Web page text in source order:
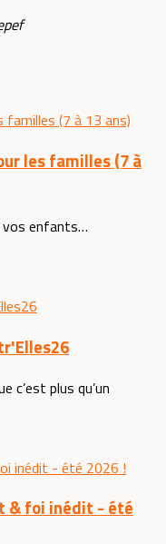
les familles (7 à
vos enfants…
c’est plus qu’un
& foi inédit - été